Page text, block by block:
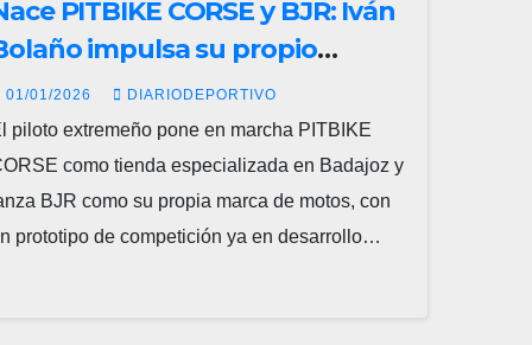
PITBIKE CORSE y BJR: Iván
impulsa su propio
y ya trabaja en su moto
carreras
01/01/2026 DIARIODEPORTIVO
piloto extremeño pone en marcha PITBIKE
como tienda especializada en Badajoz y
BJR como su propia marca de motos, con
prototipo de competición ya en desarrollo…